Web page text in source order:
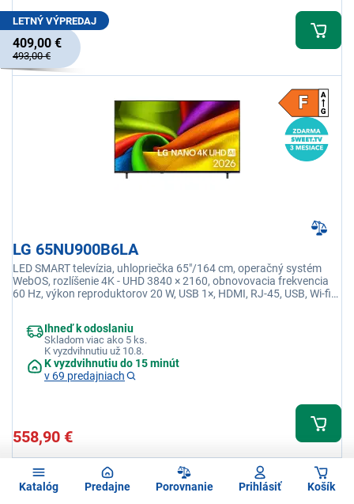
Katalóg Predajne Porovnanie Prihlásiť Košík
LETNÝ VÝPREDAJ
409,00 €
493,00 €
LG 65NU900B6LA
LED SMART televízia, uhlopriečka 65"/164 cm, operačný systém
WebOS, rozlíšenie 4K - UHD 3840 × 2160, obnovovacia frekvencia
60 Hz, výkon reproduktorov 20 W, USB 1×, HDMI, RJ-45, USB, Wi-fi
Ihneď k odoslaniu
Skladom viac ako 5 ks.
K vyzdvihnutiu už 10.8.
K vyzdvihnutiu do 15 minút
v 69 predajniach
558,90 €